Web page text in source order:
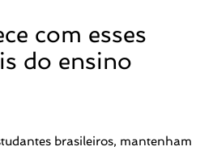
com esses
do ensino
brasileiros, mantenham